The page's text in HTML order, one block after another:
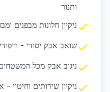
ותנור
ניקיון חלונות מבפנים
שואב אבק יסודי -
ניגוב אבק מכל
ניקיון שירותים וחיטוי